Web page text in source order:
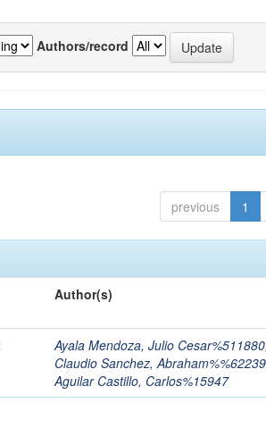
Authors/record
previous 1
Author(s)
Ayala Mendoza, Julio Cesar%511880
Claudio Sanchez, Abraham%%62239
Aguilar Castillo, Carlos%15947